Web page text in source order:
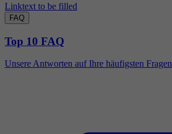
Linktext to be filled
FAQ
Top 10 FAQ
Unsere Antworten auf Ihre häufigsten Fragen